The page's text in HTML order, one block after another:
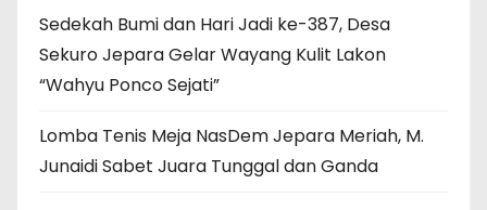
Sedekah Bumi dan Hari Jadi ke-387, Desa
Sekuro Jepara Gelar Wayang Kulit Lakon
“Wahyu Ponco Sejati”
Lomba Tenis Meja NasDem Jepara Meriah, M.
Junaidi Sabet Juara Tunggal dan Ganda